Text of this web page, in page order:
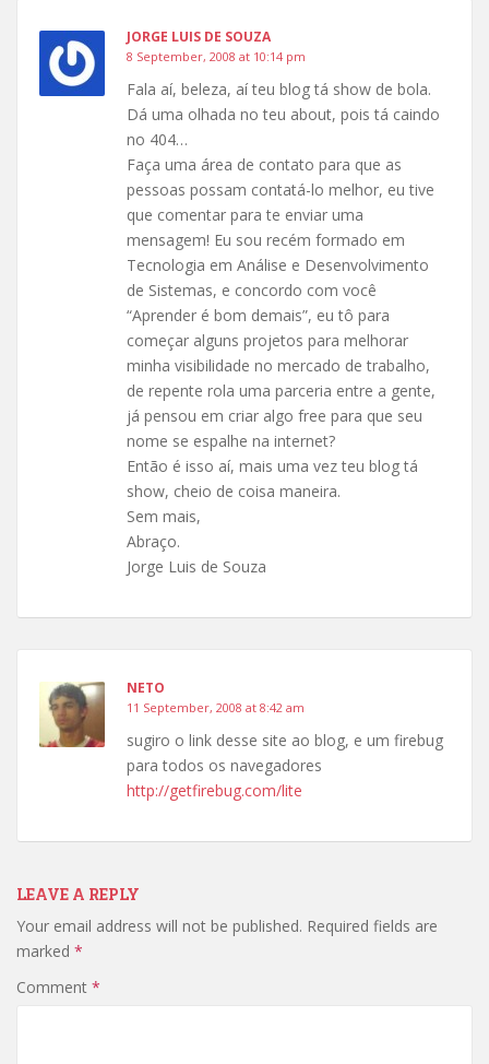
JORGE LUIS DE SOUZA
8 September, 2008 at 10:14 pm
Fala aí, beleza, aí teu blog tá show de bola.
Dá uma olhada no teu about, pois tá caindo
no 404…
Faça uma área de contato para que as
pessoas possam contatá-lo melhor, eu tive
que comentar para te enviar uma
mensagem! Eu sou recém formado em
Tecnologia em Análise e Desenvolvimento
de Sistemas, e concordo com você
“Aprender é bom demais”, eu tô para
começar alguns projetos para melhorar
minha visibilidade no mercado de trabalho,
de repente rola uma parceria entre a gente,
já pensou em criar algo free para que seu
nome se espalhe na internet?
Então é isso aí, mais uma vez teu blog tá
show, cheio de coisa maneira.
Sem mais,
Abraço.
Jorge Luis de Souza
NETO
11 September, 2008 at 8:42 am
sugiro o link desse site ao blog, e um firebug
para todos os navegadores
http://getfirebug.com/lite
LEAVE A REPLY
Your email address will not be published. Required fields are
marked *
Comment *